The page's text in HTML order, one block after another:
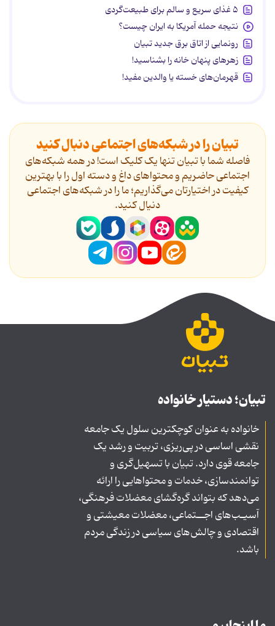
۵ غذای سریع و سالم برای طبیعت‌گردی
نتیجه حمله آمریکا به ایران چیست؟
رونمایی از اتاق برق جدید تبیان
زهرهای پنهان خانه را بشناسید!
قهرمان‌های خسته یا والدین مفید!
تبیان را در شبکه‌های اجتماعی دنبال کنید
فاصله شما با تبیان تنها یک کلیک است! در همه شبکه‌های
اجتماعی حاضریم و محتواهای داغ و دسته اول را با بهترین
کیفیت در اختیارتان می‌گذاریم؛ ما را در شبکه‌های اجتماعی
دنیال کنید.
تبیان؛ دستیار خانواده
خانواده به عنوان کوچکترین سلول یک جامعه
نقشی اساسی در پی‌ریزی، تربیت و رشد یک
جامعه قوی دارد. تبیان با تسهیل‌گری و
توانمندسازی، خدمات و محتواهایی را ارائه
می‌دهد که بتواند گره‌گشای معضلات فرهنگی،
آسیـب‌های اجــتماعی، معضلات معیشتی و
اقتصادی و چالش‌های سیاسی در زندگی مردم
باشد.